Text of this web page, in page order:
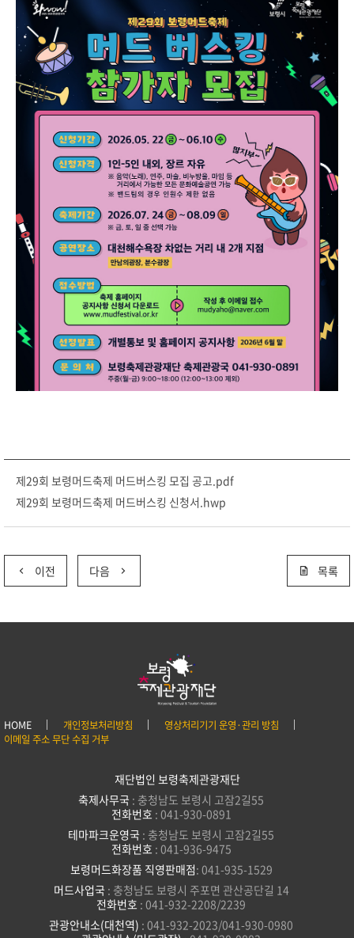
제29회 보령머드축제 머드버스킹 모집 공고.pdf
제29회 보령머드축제 머드버스킹 신청서.hwp
이전 다음 목록
HOME 개인정보처리방침
영상처리기기 운영·관리 방침
이메일 주소 무단 수집 거부
재단법인 보령축제관광재단
축제사무국 : 충청남도 보령시 고잠2길55
전화번호 : 041-930-0891
테마파크운영국 : 충청남도 보령시 고잠2길55
전화번호 : 041-936-9475
보령머드화장품 직영판매점: 041-935-1529
머드사업국 : 충청남도 보령시 주포면 관산공단길 14
전화번호 : 041-932-2208/2239
관광안내소(대천역) : 041-932-2023/041-930-0980